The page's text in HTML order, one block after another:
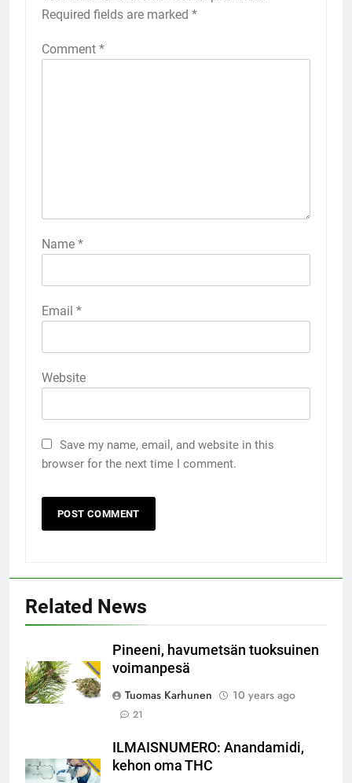
Required fields are marked *
Comment *
Name *
Email *
Website
Save my name, email, and website in this
browser for the next time I comment.
Related News
Pineeni, havumetsän tuoksuinen
voimanpesä
Tuomas Karhunen
10 years ago
21
ILMAISNUMERO: Anandamidi,
kehon oma THC